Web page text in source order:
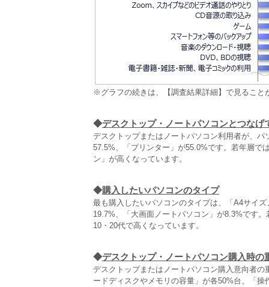
※グラフの続きは、【調査結果詳細】で見ること
◆デスクトップ・ノートパソコンとつなげ
デスクトップまたはノートパソコン利用者が、
57.5%、「プリンター」が55.0%です。若年層で
ン」が高くなっています。
◆購入したいパソコンのタイプ
最も購入したいパソコンのタイプは、「A4サイ
19.7%、「大画面ノートパソコン」が8.3%です
10・20代で高くなっています。
◆デスクトップ・ノートパソコン購入時の
デスクトップまたはノートパソコン購入意向者
ードディスクやメモリの容量」が各50%台、「